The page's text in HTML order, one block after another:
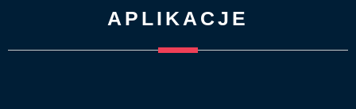
APLIKACJE